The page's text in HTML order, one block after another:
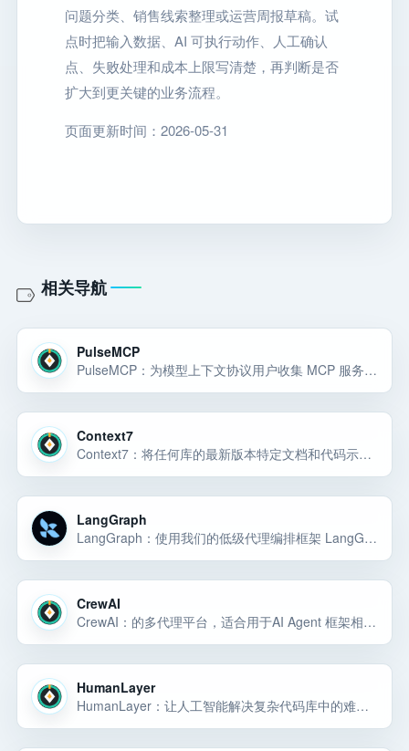
问题分类、销售线索整理或运营周报草稿。试
点时把输入数据、AI 可执行动作、人工确认
点、失败处理和成本上限写清楚，再判断是否
扩大到更关键的业务流程。
页面更新时间：2026-05-31
相关导航
PulseMCP
PulseMCP：为模型上下文协议用户收集 MCP 服务器、MCP 客户端、教程和生态系统资源。
Context7
Context7：将任何库的最新版本特定文档和代码示例直接提取到 Cursor、Claude Code、Windsurf 和其他 AI 编码工具中。
LangGraph
LangGraph：使用我们的低级代理编排框架 LangGraph 构建可控代理
CrewAI
CrewAI：的多代理平台，适合用于AI Agent 框架相关任务。
HumanLayer
HumanLayer：让人工智能解决复杂代码库中的难题的方法。